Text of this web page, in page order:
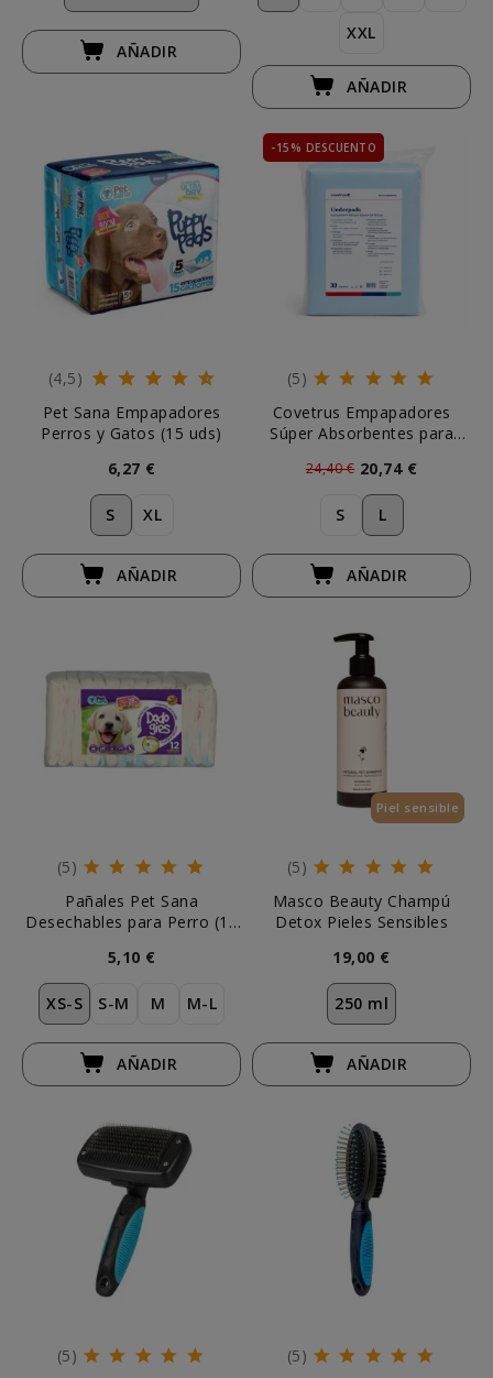
AÑADIR
XXL
AÑADIR
(4,5)
Pet Sana Empapadores
Perros y Gatos (15 uds)
6,27 €
S XL
AÑADIR
-15% DESCUENTO
(5)
Covetrus Empapadores
Súper Absorbentes para
24,40 € 20,74 €
S L
AÑADIR
(5)
Pañales Pet Sana
Desechables para Perro (12
5,10 €
XS-S S-M M M-L
AÑADIR
Piel sensible
(5)
Masco Beauty Champú
Detox Pieles Sensibles
19,00 €
250 ml
AÑADIR
(5)
(5)